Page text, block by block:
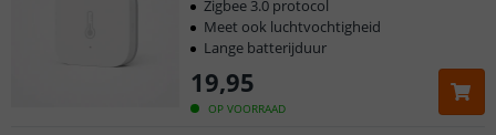
OP VOORRAAD
19,95
Zigbee 3.0 protocol
Meet ook luchtvochtigheid
Lange batterijduur